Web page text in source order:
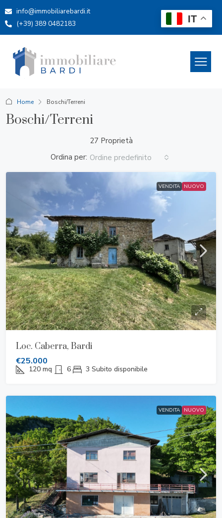
info@immobiliarebardi.it
(+39) 389 0482183
Home Boschi/Terreni
Boschi/Terreni
27 Proprietà
Ordina per: Ordine predefinito
VENDITA NUOVO
Loc. Caberra, Bardi
€25.000
120 mq 6 3 Subito disponibile
VENDITA NUOVO
IT